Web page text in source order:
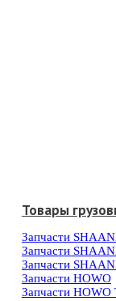
Товары
Запчасти
Запчасти
Запчасти
Запчасти HOWO
Запчасти HOWO